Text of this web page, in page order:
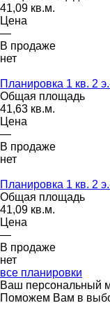
41,09 кв.м.
Цена
—
В продаже
нет
Планировка 1 кв. 2
Общая площадь
41,63 кв.м.
Цена
—
В продаже
нет
Планировка 1 кв. 2
Общая площадь
41,09 кв.м.
Цена
—
В продаже
нет
все планировки
Ваш персональный
Поможем Вам в